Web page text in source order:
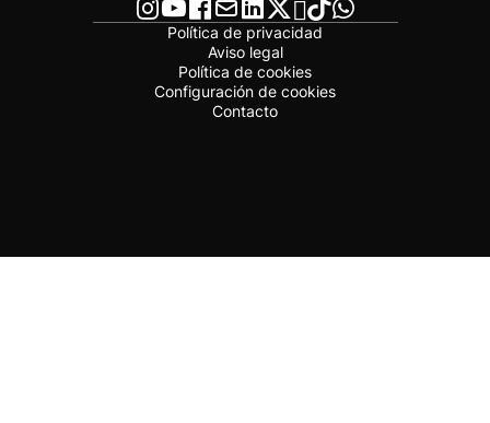
Política de privacidad
Aviso legal
Política de cookies
Configuración de cookies
Contacto